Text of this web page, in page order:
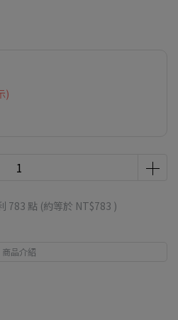
)
783 點 (約等於 NT$783 )
商品介紹